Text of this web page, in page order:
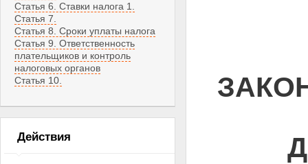
Статья 6. Ставки налога 1.
Статья 7.
Статья 8. Сроки уплаты налога
Статья 9. Ответственность
плательщиков и контроль
налоговых органов
Статья 10.
Действия